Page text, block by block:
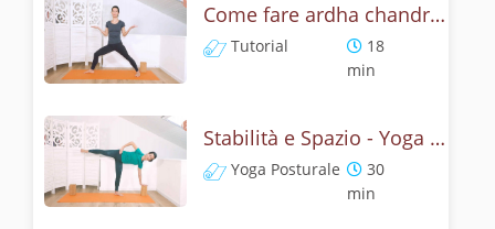
Come fare ardha chandrasana, la posizione della mezza luna? Tutorial
Tutorial
18
min
Stabilità e Spazio - Yoga con la mezza luna
Yoga Posturale
30
min